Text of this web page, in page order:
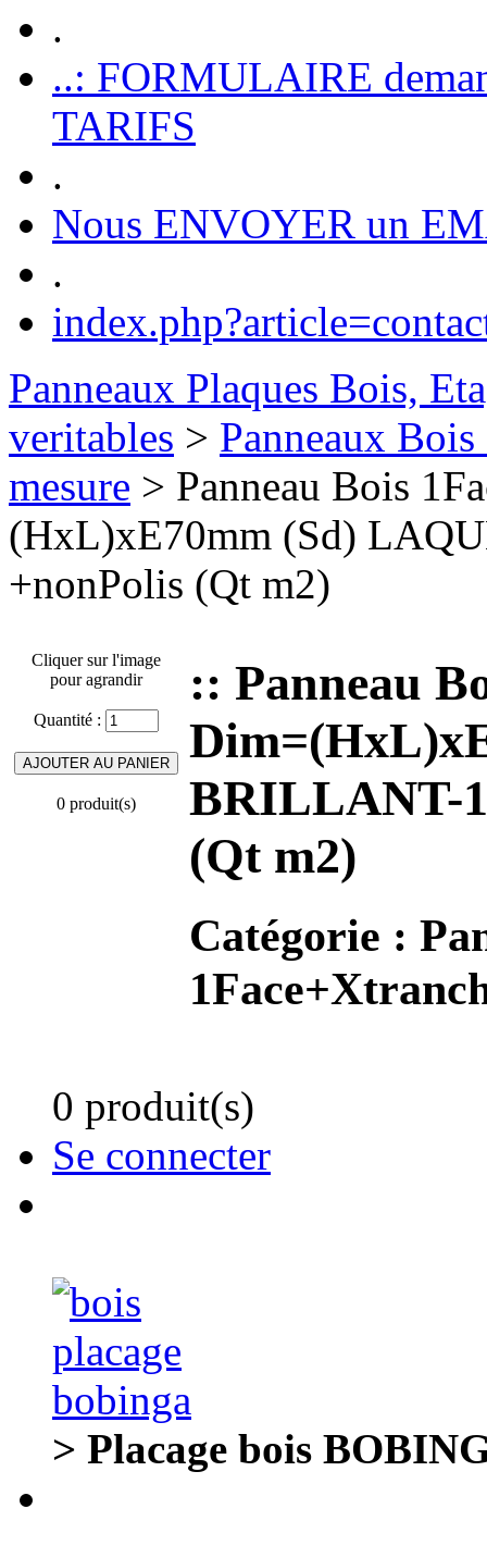
.
..: FORMULAIRE
TARIFS
.
Nous ENVOYER un
.
Panneaux Plaques Bois,
veritables > Panneaux
mesure > Panneau Bois
(HxL)xE70mm (Sd)
+nonPolis (Qt m2)
Cliquer sur l'image
pour agrandir
Quantité :
0 produit(s)
:: Panneau
BRILLANT-
(Qt m2)
Catégorie :
0 produit(s)
Se connecter
> Placage bois